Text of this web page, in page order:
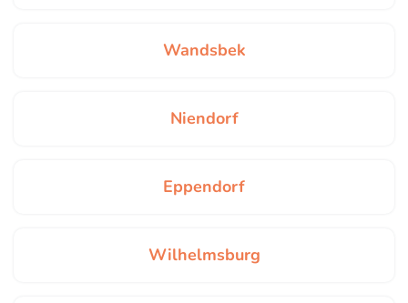
Wandsbek
Niendorf
Eppendorf
Wilhelmsburg